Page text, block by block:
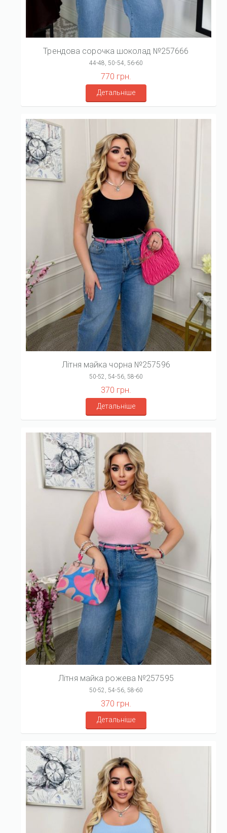
Трендова сорочка шоколад №257666
44-48, 50-54, 56-60
770 грн.
Детальніше
Літня майка чорна №257596
50-52, 54-56, 58-60
370 грн.
Детальніше
Літня майка рожева №257595
50-52, 54-56, 58-60
370 грн.
Детальніше